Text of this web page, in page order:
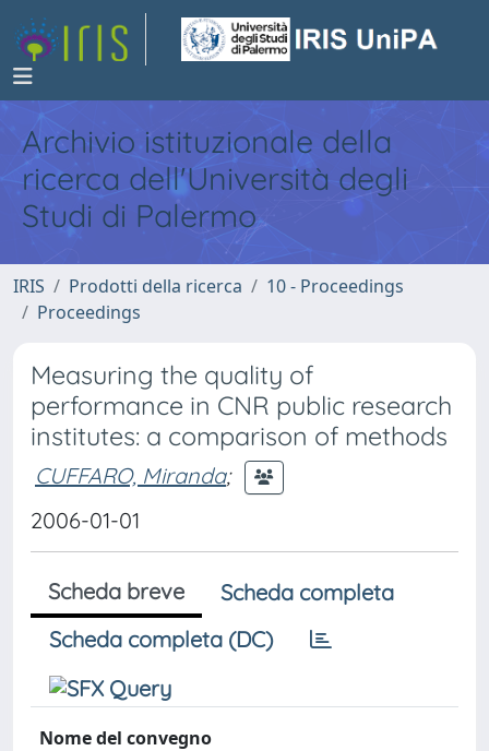
Archivio istituzionale della
ricerca dell'Università degli
Studi di Palermo
IRIS Prodotti della ricerca
10 - Proceedings
Proceedings
Measuring the quality of
performance in CNR public research
institutes: a comparison of methods
CUFFARO, Miranda;
2006-01-01
Scheda breve
Scheda completa
Scheda completa (DC)
Nome del convegno